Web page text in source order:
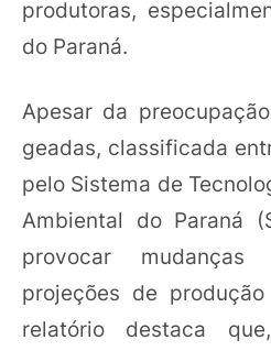
produtoras,
do Paraná.
Apesar da
geadas, classificada
pelo Sistema de
Ambiental do Paraná
provocar mudanças
projeções de
relatório destaca